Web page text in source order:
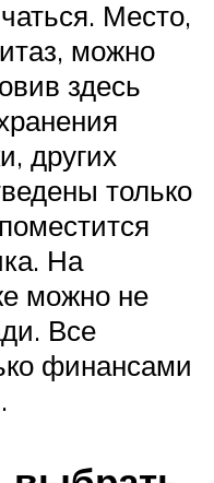
Место,
можно
здесь
других
только
На
можно не
Все
финансами